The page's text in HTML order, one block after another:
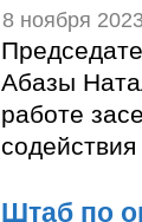
8 ноября
Абазы
работе
Штаб по